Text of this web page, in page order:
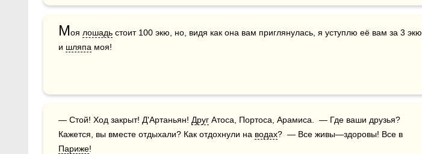
Моя лошадь стоит 100 экю, но, видя как она вам приглянулась, я уступлю её вам за 3 экю
и шляпа моя!
— Стой! Ход закрыт! Д'Артаньян! Друг Атоса, Портоса, Арамиса.  — Где ваши друзья?
Кажется, вы вместе отдыхали? Как отдохнули на водах
Париже!